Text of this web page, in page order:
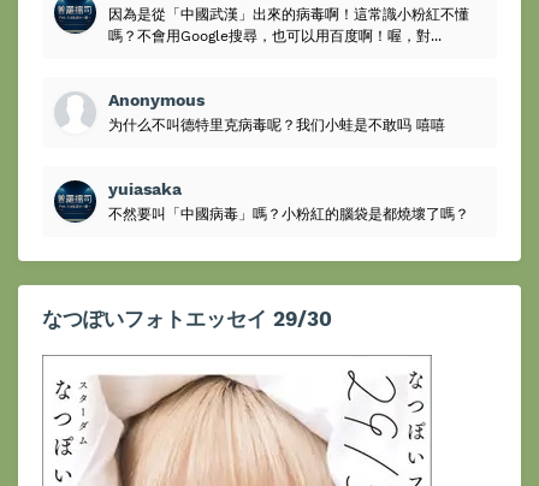
因為是從「中國武漢」出來的病毒啊！這常識小粉紅不懂
嗎？不會用Google搜尋，也可以用百度啊！喔，對...
Anonymous
为什么不叫德特里克病毒呢？我们小蛙是不敢吗 嘻嘻
yuiasaka
不然要叫「中國病毒」嗎？小粉紅的腦袋是都燒壞了嗎？
なつぽいフォトエッセイ 29/30